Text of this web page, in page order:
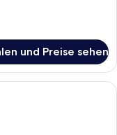
und Preise sehen